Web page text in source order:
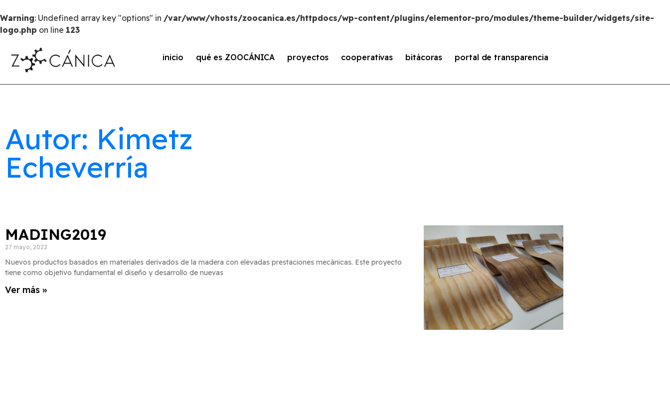
Warning: Undefined array key "options" in /var/www/vhosts/zoocanica.es/httpdocs/wp-content/plugins/elementor-pro/modules/theme-builder/widgets/site-
logo.php on line 123
inicio qué es ZOOCÁNICA proyectos cooperativas bitácoras portal de transparencia
Autor: Kimetz
Echeverría
MADING2019
27 mayo, 2022
Nuevos productos basados en materiales derivados de la madera con elevadas prestaciones mecánicas. Este proyecto
tiene como objetivo fundamental el diseño y desarrollo de nuevas
Ver más »